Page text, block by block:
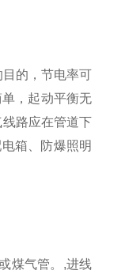
的，节电率可
，起动平衡无
路应在管道下
箱、防爆照明
煤气管。,进线